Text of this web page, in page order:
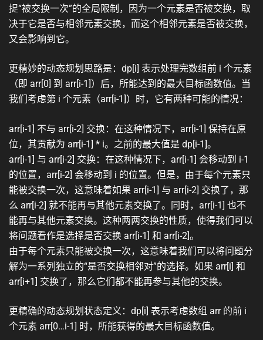
捉“被交换一次”的全局限制，因为一个元素是否被交换，取
决于它是否与相邻元素交换，而这个相邻元素是否被交换，
又会影响到它。
更精妙的动态规划思路是：dp[i] 表示处理完数组前 i 个元素
（即 arr[0] 到 arr[i-1]）后，所能达到的最大目标函数值。当
我们考虑第 i 个元素（arr[i-1]）时，它有两种可能的情况：
arr[i-1] 不与 arr[i-2] 交换：在这种情况下，arr[i-1] 保持在原
位，其贡献为 arr[i-1] * i。之前的最大值是 dp[i-1]。
arr[i-1] 与 arr[i-2] 交换：在这种情况下，arr[i-1] 会移动到 i-1
的位置，arr[i-2] 会移动到 i 的位置。但是，由于每个元素只
能被交换一次，这意味着如果 arr[i-1] 与 arr[i-2] 交换了，那
么 arr[i-2] 就不能再与其他元素交换了。同时，arr[i-1] 也不
能再与其他元素交换。这种两两交换的性质，使得我们可以
将问题看作是选择是否交换 arr[i-1] 和 arr[i-2]。
由于每个元素只能被交换一次，这意味着我们可以将问题分
解为一系列独立的“是否交换相邻对”的选择。如果 arr[i] 和
arr[i+1] 交换了，那么它们都不能再参与其他的交换。
更精确的动态规划状态定义：dp[i] 表示考虑数组 arr 的前 i
个元素 arr[0…i-1] 时，所能获得的最大目标函数值。